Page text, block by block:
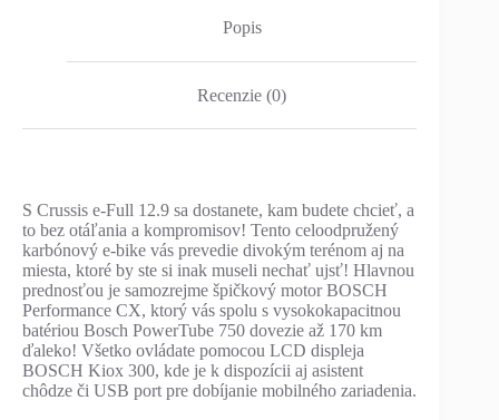
Popis
Recenzie (0)
S Crussis e-Full 12.9 sa dostanete, kam budete chcieť, a
to bez otáľania a kompromisov! Tento celoodpružený
karbónový e-bike vás prevedie divokým terénom aj na
miesta, ktoré by ste si inak museli nechať ujsť! Hlavnou
prednosťou je samozrejme špičkový motor BOSCH
Performance CX, ktorý vás spolu s vysokokapacitnou
batériou Bosch PowerTube 750 dovezie až 170 km
ďaleko! Všetko ovládate pomocou LCD displeja
BOSCH Kiox 300, kde je k dispozícii aj asistent
chôdze či USB port pre dobíjanie mobilného zariadenia.